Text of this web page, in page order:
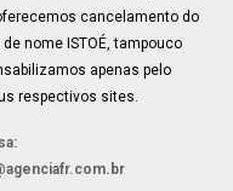
cancelamento do
nome ISTOÉ, tampouco
apenas pelo
respectivos sites.